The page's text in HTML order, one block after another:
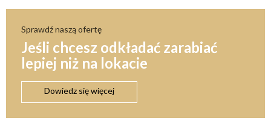
Sprawdź naszą ofertę
Jeśli chcesz odkładać zarabiać
lepiej niż na lokacie
Dowiedz się więcej